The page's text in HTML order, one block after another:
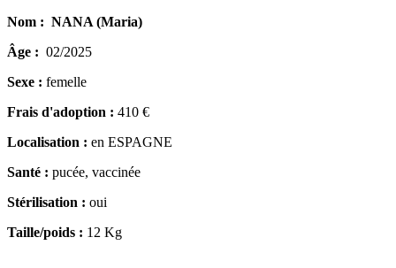
Nom : NANA (Maria)
Âge : 02/2025
Sexe : femelle
Frais d'adoption : 410 €
Localisation : en ESPAGNE
Santé : pucée, vaccinée
Stérilisation : oui
Taille/poids : 12 Kg